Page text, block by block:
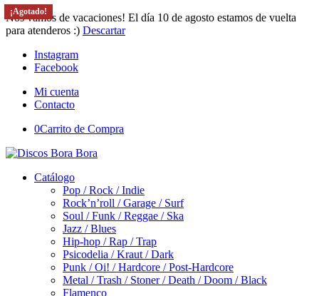
Nos vamos de vacaciones! El día 10 de agosto estamos de vuelta
para atenderos :) Descartar
Instagram
Facebook
Mi cuenta
Contacto
0Carrito de Compra
Catálogo
Pop / Rock / Indie
Rock’n’roll / Garage / Surf
Soul / Funk / Reggae / Ska
Jazz / Blues
Hip-hop / Rap / Trap
Psicodelia / Kraut / Dark
Punk / Oi! / Hardcore / Post-Hardcore
Metal / Trash / Stoner / Death / Doom / Black
Flamenco
¡Agotado!
¡Agotado!
¡Agotado!
¡Agotado!